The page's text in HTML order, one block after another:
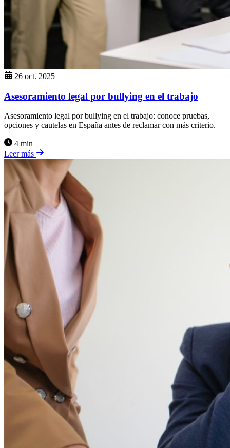
26 oct. 2025
Asesoramiento legal por bullying en el trabajo
Asesoramiento legal por bullying en el trabajo: conoce pruebas,
opciones y cautelas en España antes de reclamar con más criterio.
4 min
Leer más